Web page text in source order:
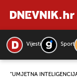
Vijesti Sport
“UMJETNA
PRETRAŽITE VIJESTI